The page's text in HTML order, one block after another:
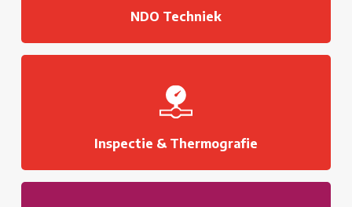
NDO Techniek
Inspectie & Thermografie